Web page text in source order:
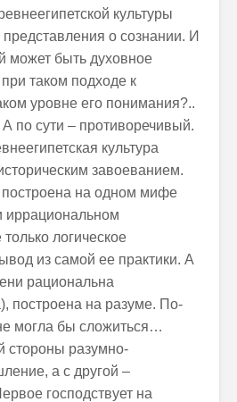
культуры
представления о сознании. И
может быть духовное
таком подходе к
уровне его понимания?..
по сути – противоречивый.
культура
завоеванием.
на одном мифе
иррациональном
логическое
из самой ее практики. А
рациональна
построена на разуме. По-
могла бы сложиться…
стороны разумно-
а с другой –
господствует на